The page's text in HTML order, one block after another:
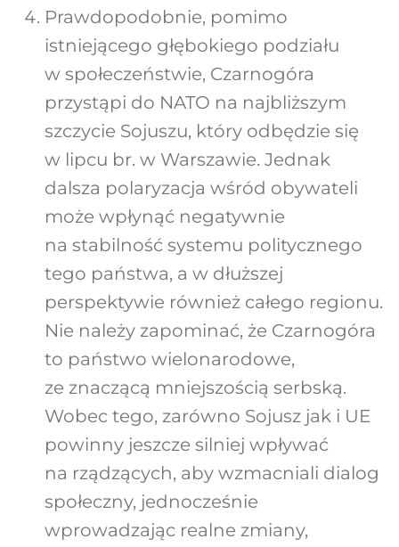
Prawdopodobnie, pomimo
istniejącego głębokiego podziału
w społeczeństwie, Czarnogóra
przystąpi do NATO na najbliższym
szczycie Sojuszu, który odbędzie się
w lipcu br. w Warszawie. Jednak
dalsza polaryzacja wśród obywateli
może wpłynąć negatywnie
na stabilność systemu politycznego
tego państwa, a w dłuższej
perspektywie również całego regionu.
Nie należy zapominać, że Czarnogóra
to państwo wielonarodowe,
ze znaczącą mniejszością serbską.
Wobec tego, zarówno Sojusz jak i UE
powinny jeszcze silniej wpływać
na rządzących, aby wzmacniali dialog
społeczny, jednocześnie
wprowadzając realne zmiany,